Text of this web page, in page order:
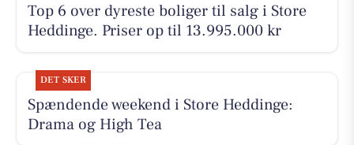
Top 6 over dyreste boliger til salg i Store
Heddinge. Priser op til 13.995.000 kr
DET SKER
Spændende weekend i Store Heddinge:
Drama og High Tea